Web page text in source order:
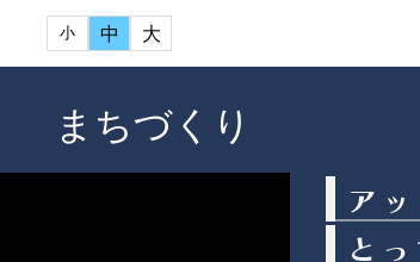
小 中 大
まちづくり